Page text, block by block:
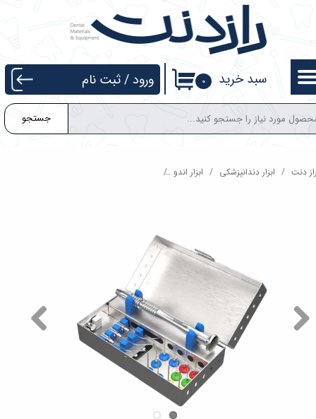
جستجو
۰ سبد خرید ورود /ثبت نام
حساب کاربری من
تغییر گذر واژه
سفارشات
خروج از حساب کاربری
دنت ابزار دندانپزشکی ابزار اندو